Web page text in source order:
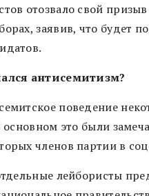
отозвало свой
заявив, что будет
антисемитизм?
поведение
основном это были
членов партии в
лейбористы